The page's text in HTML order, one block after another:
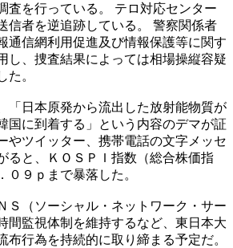
査を行っている。 テロ対応センター
信者を逆追跡している。 警察関係者
通信網利用促進及び情報保護等に関す
し、捜査結果によっては相場操縦容疑
た。
「日本原発から流出した放射能物質が
国に到着する」という内容のデマが証
やツイッター、携帯電話の文字メッセ
ると、ＫＯＳＰＩ指数（総合株価指
０９ｐまで暴落した。
Ｓ（ソーシャル・ネットワーク・サー
間監視体制を維持するなど、東日本大
布行為を持続的に取り締まる予定だ。